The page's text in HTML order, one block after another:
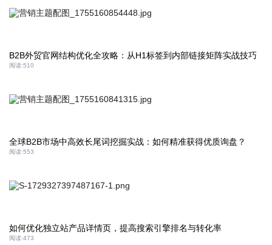
B2B外贸官网结构优化全攻略：从H1标签到内部链接矩阵实战技巧
阅读:510
全球B2B市场中高效长尾词挖掘实战：如何精准获得优质询盘？
阅读:553
如何优化独立站产品详情页，提高搜索引擎排名与转化率
阅读:473